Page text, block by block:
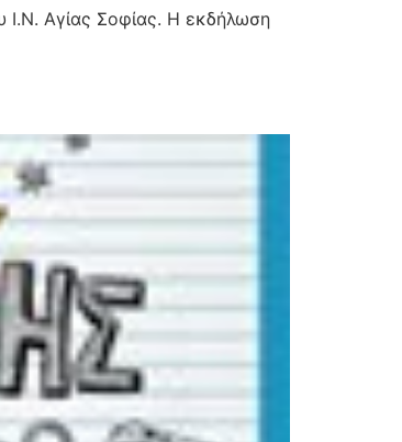
Ι.Ν. Αγίας Σοφίας. Η εκδήλωση